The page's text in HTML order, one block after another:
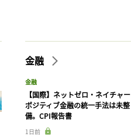
金融
金融
【国際】ネットゼロ・ネイチャー
ポジティブ金融の統一手法は未整
備。CPI報告書
1日前